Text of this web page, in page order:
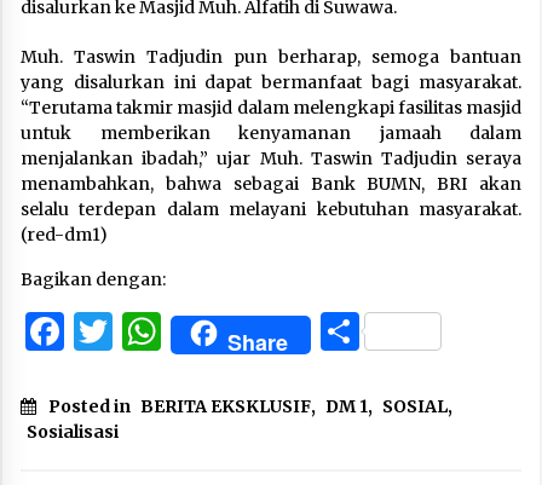
disalurkan ke Masjid Muh. Alfatih di Suwawa.
Muh. Taswin Tadjudin pun berharap, semoga bantuan
yang disalurkan ini dapat bermanfaat bagi masyarakat.
“Terutama takmir masjid dalam melengkapi fasilitas masjid
untuk memberikan kenyamanan jamaah dalam
menjalankan ibadah,” ujar Muh. Taswin Tadjudin seraya
menambahkan, bahwa sebagai Bank BUMN, BRI akan
selalu terdepan dalam melayani kebutuhan masyarakat.
(red-dm1)
Bagikan dengan:
Facebook
Twitter
WhatsApp
Share Share
Posted in BERITA EKSKLUSIF, DM 1, SOSIAL,
Sosialisasi